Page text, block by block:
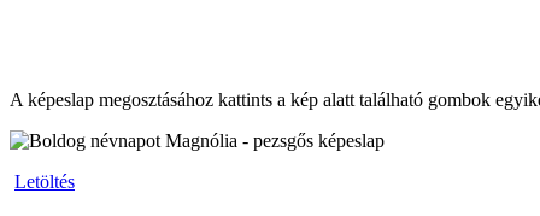
A képeslap megosztásához kattints a kép alatt található gombok
Letöltés